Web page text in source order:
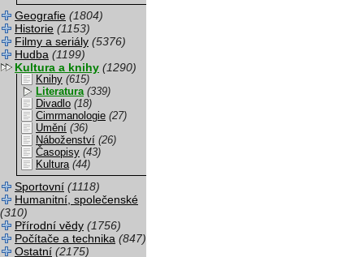
Geografie (1804)
Historie (1153)
Filmy a seriály (5376)
Hudba (1199)
Kultura a knihy (1290)
Knihy (615)
Literatura (339)
Divadlo (18)
Cimrmanologie (27)
Umění (36)
Náboženství (26)
Časopisy (43)
Kultura (44)
Sportovní (1118)
Humanitní, společenské
(310)
Přírodní vědy (1756)
Počítače a technika (847)
Ostatní (2175)